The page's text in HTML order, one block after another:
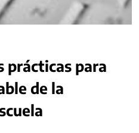
prácticas para
de la